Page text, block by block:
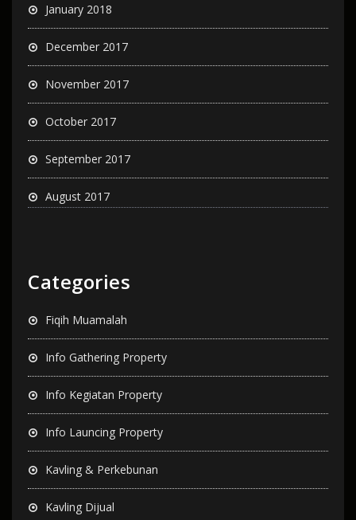
January 2018
December 2017
November 2017
October 2017
September 2017
August 2017
Categories
Fiqih Muamalah
Info Gathering Property
Info Kegiatan Property
Info Launcing Property
Kavling & Perkebunan
Kavling Dijual